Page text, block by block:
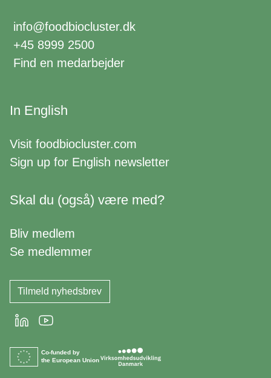
info@foodbiocluster.dk
+45 8999 2500
Find en medarbejder
In English
Visit foodbiocluster.com
Sign up for English newsletter
Skal du (også) være med?
Bliv medlem
Se medlemmer
Tilmeld nyhedsbrev
LinkedInYoutube
Co-funded by
the European Union